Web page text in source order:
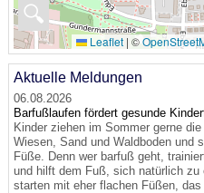
🔍
Leaflet | ©
Aktuelle Meldungen
06.08.2026
Barfußlaufen fördert gesunde
Kinder ziehen im Sommer gerne
Wiesen, Sand und Waldboden und
Füße. Denn wer barfuß geht,
und hilft dem Fuß, sich natürlich zu
starten mit eher flachen Füßen, das